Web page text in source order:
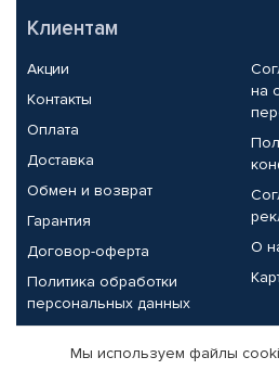
Клиентам
Акции
Контакты
Оплата
Доставка
Обмен и возврат
Гарантия
Договор-оферта
Политика обработки
персональных данных
на
О
Партнерам
Мы используем файлы